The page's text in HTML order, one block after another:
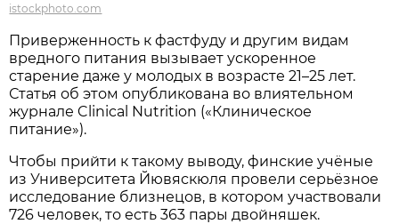
istockphoto.com
Приверженность к фастфуду и другим видам
вредного питания вызывает ускоренное
старение даже у молодых в возрасте 21–25 лет.
Статья об этом опубликована во влиятельном
журнале Clinical Nutrition («Клиническое
питание»).
Чтобы прийти к такому выводу, финские учёные
из Университета Йювяскюля провели серьёзное
исследование близнецов, в котором участвовали
726 человек, то есть 363 пары двойняшек.